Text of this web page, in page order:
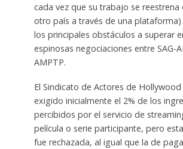
cada vez que su trabajo se reestrena
otro país a través de una plataforma)
los principales obstáculos a superar
espinosas negociaciones entre SAG-
AMPTP.
El Sindicato de Actores de Hollywood
exigido inicialmente el 2% de los
percibidos por el servicio de
película o serie participante, pero
fue rechazada, al igual que la de